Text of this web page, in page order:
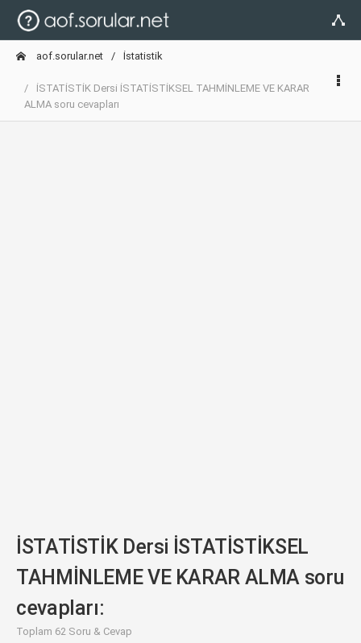
aof.sorular.net İstatistik
İSTATİSTİK Dersi İSTATİSTİKSEL TAHMİNLEME VE KARAR
ALMA soru cevapları
İSTATİSTİK Dersi İSTATİSTİKSEL
TAHMİNLEME VE KARAR ALMA soru
cevapları:
Toplam 62 Soru & Cevap